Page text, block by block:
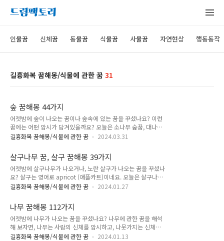
인물꿈 신체꿈 동물꿈 식물꿈 사물꿈 자연현상 행동동작
길흉화복 꿈해몽/식물에 관한 꿈 31
숲 꿈해몽 44가지
어젯밤에 숲이 나오는 꿈이나 숲속에 있는 꿈을 꾸셨나요? 이런
꿈에는 어떤 암시가 담겨있을까요? 오늘은 소나무 숲꿈, 대나무
숲꿈, 울창한 숲꿈, 숲을 걷는 꿈, 숲속 꿈해몽, 숲이 불타는 꿈,
무 숲 꿈 대나무 숲 꿈 나무 숲 꿈 울창한 숲 꿈 숲을 걷는 꿈 숲속
을 헤메는 꿈 숲 속 꿈해몽 숲을 보는 꿈 숲이 불타는 꿈 숲에 가
는 꿈 풀숲 꿈해몽 숲 꿈해몽 44가지 1. 울창한 소나무 숲을 보는
꿈 숲에 소나무가 꽉 차게 있는 꿈을 꾸셨나요? 이 꿈은 집안이
번성하게 되거나, 가업이 융성하게 될 것을 암시합니다. 혹은, 부
얻게 될 일을 예시합니다. 사업하는 사람이 이런 꿈을 꾸..
길흉화복 꿈해몽/식물에 관한 꿈 2024.03.31
살구나무 꿈, 살구 꿈해몽 39가지
어젯밤에 살구나무가 나오거나, 노란 살구가 나오는 꿈을 꾸셨나
요? 살구는 영어로 apricot (애플카트)이네요. 오늘은 살구나무
꿈해몽, 살구 꿈해몽, 노란색 과일 꿈해몽, 살구 태몽, 살구 먹는
가지를 알아보겠습니다. 살구 나오는 꿈 노란색 과일 꿈 살구 태
몽 살구 먹는 꿈 살구 사는 꿈 살구 따는 꿈 살구나무 꿈 살구꽃
이 활짝 피어있는 꿈 살구나무 꿈, 살구 꿈해몽 39가지 1. 살구
나오는 꿈 해몽 이 꿈은 신변에 좋은 일이 가득하게 되거나, 심신
이 평안하게 될 것을 암시합니다. 혹은, 좋은 운기가 따르거나,
길흉화복 꿈해몽/식물에 관한 꿈 2024.01.27
나무 꿈해몽 112가지
어젯밤에 나무가 나오는 꿈을 꾸셨나요? 나무에 관한 꿈을 해석
해 보자면, 나무는 사람의 신체를 암시하고, 나뭇가지는 신체의
일부분을 상징합니다. 오늘은 나무 꿈태몽, 큰 나무 꿈 태몽, 잘
길흉화복 꿈해몽/식물에 관한 꿈 2024.01.13